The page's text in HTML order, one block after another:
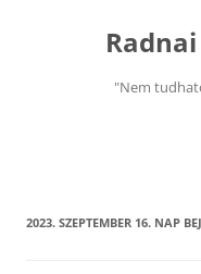
"Nem
2023. SZEPTEMBER 16. NAP